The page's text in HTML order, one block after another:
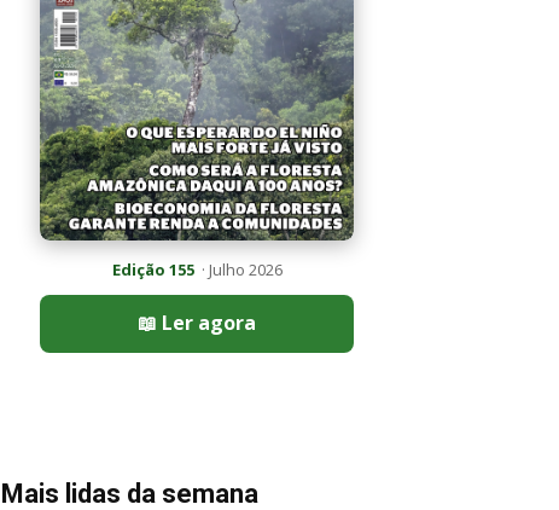
Edição 155· Julho 2026
📖 Ler agora
Mais lidas da semana